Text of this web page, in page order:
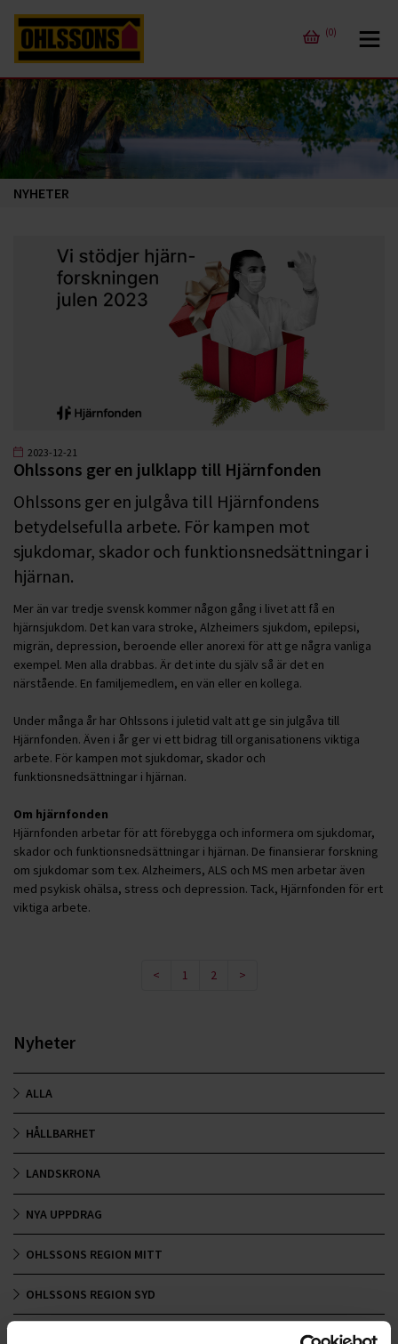
(0)
NYHETER
2023-12-21
Ohlssons ger en julklapp till Hjärnfonden
Ohlssons ger en julgåva till Hjärnfondens
betydelsefulla arbete. För kampen mot
sjukdomar, skador och funktionsnedsättningar i
hjärnan.
Mer än var tredje svensk kommer någon gång i livet att få en
hjärnsjukdom. Det kan vara stroke, Alzheimers sjukdom, epilepsi,
migrän, depression, beroende eller anorexi för att ge några vanliga
exempel. Men alla drabbas. Är det inte du själv så är det en
närstående. En familjemedlem, en vän eller en kollega.
Under många år har Ohlssons i juletid valt att ge sin julgåva till
Hjärnfonden. Även i år ger vi ett bidrag till organisationens viktiga
arbete. För kampen mot sjukdomar, skador och
funktionsnedsättningar i hjärnan.
Om hjärnfonden
Hjärnfonden arbetar för att förebygga och informera om sjukdomar,
skador och funktionsnedsättningar i hjärnan. De finansierar forskning
om sjukdomar som t.ex. Alzheimers, ALS och MS men arbetar även
med psykisk ohälsa, stress och depression. Tack, Hjärnfonden för ert
viktiga arbete.
< 1 2 >
Nyheter
ALLA
HÅLLBARHET
LANDSKRONA
NYA UPPDRAG
OHLSSONS REGION MITT
OHLSSONS REGION SYD